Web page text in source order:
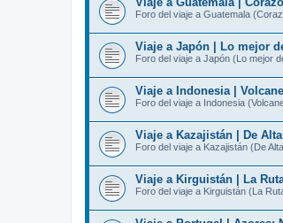
Foro del viaje a Guatemala
Viaje a Japón | Lo mejor
Foro del viaje a Japón (Lo mejor
Viaje a Indonesia |
Foro del viaje a Indonesia
Viaje a Kazajistán | De
Foro del viaje a Kazajistán (De
Viaje a Kirguistán | La
Foro del viaje a Kirguistán (La